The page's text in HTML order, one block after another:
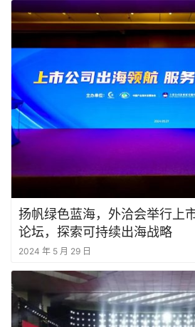
扬帆绿色蓝海，外洽会举行上
论坛，探索可持续出海战略
2024 年 5 月 29 日